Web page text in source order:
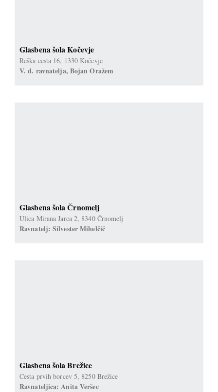
Glasbena šola Kočevje
Reška cesta 16, 1330 Kočevje
V. d. ravnatelja, Bojan Oražem
Glasbena šola Črnomelj
Ulica Mirana Jarca 2, 8340 Črnomelj
Ravnatelj: Silvester Mihelčič
Glasbena šola Brežice
Cesta prvih borcev 5, 8250 Brežice
Ravnateljica: Anita Veršec